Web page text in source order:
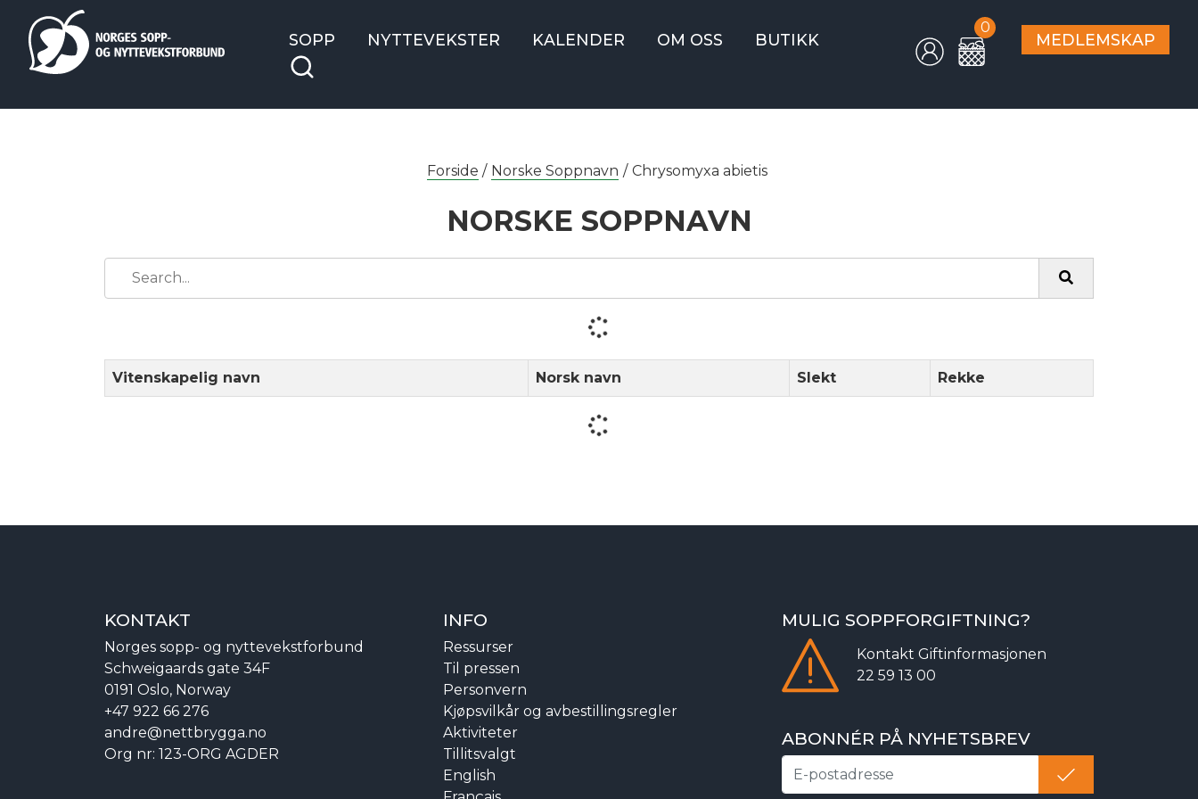
SOPP NYTTEVEKSTER KALENDER OM OSS BUTIKK
0
MEDLEMSKAP
Forside / Norske Soppnavn / Chrysomyxa abietis
NORSKE SOPPNAVN
Vitenskapelig navn Norsk navn Slekt Rekke
KONTAKT
Norges sopp- og nyttevekstforbund
Schweigaards gate 34F
0191 Oslo, Norway
+47 922 66 276
andre@nettbrygga.no
Org nr: 123-ORG AGDER
INFO
Ressurser
Til pressen
Personvern
Kjøpsvilkår og avbestillingsregler
Aktiviteter
Tillitsvalgt
English
MULIG SOPPFORGIFTNING?
Kontakt Giftinformasjonen
22 59 13 00
ABONNÉR PÅ NYHETSBREV